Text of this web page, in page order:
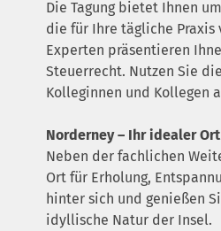
Die Tagung bietet Ihnen
die für Ihre tägliche Praxis
Experten präsentieren
Steuerrecht. Nutzen Sie
Kolleginnen und Kollegen
Norderney – Ihr idealer
Neben der fachlichen
Ort für Erholung,
hinter sich und genießen
idyllische Natur der Insel.